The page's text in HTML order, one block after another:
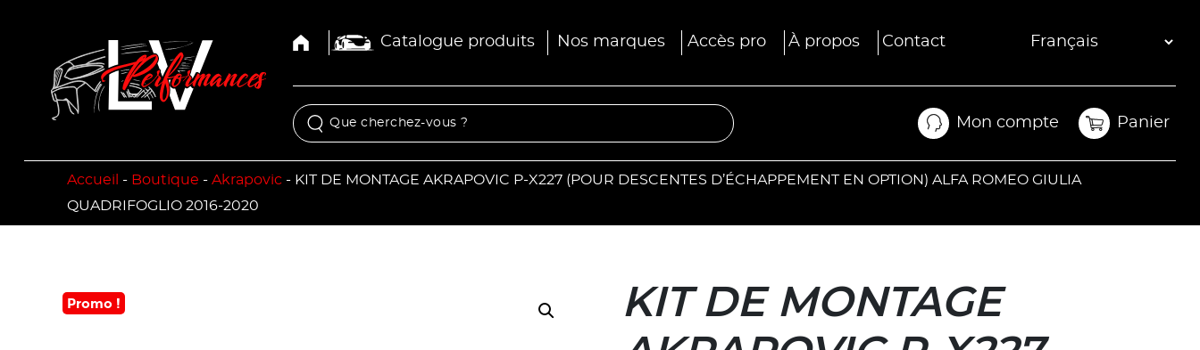
Catalogue produits Nos marques Accès pro À propos Contact
Mon compte
Mon compte
Panier
Panier
Accueil - Boutique - Akrapovic - KIT DE MONTAGE AKRAPOVIC P-X227 (POUR DESCENTES D’ÉCHAPPEMENT EN OPTION) ALFA ROMEO GIULIA
QUADRIFOGLIO 2016-2020
Promo !
KIT DE MONTAGE